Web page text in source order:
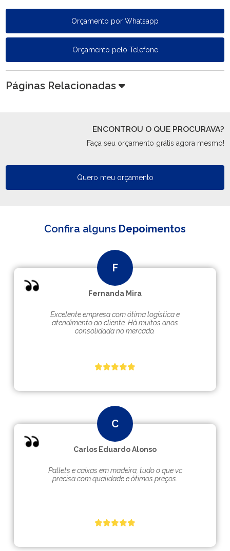
Orçamento por Whatsapp
Orçamento pelo Telefone
Páginas Relacionadas
ENCONTROU O QUE PROCURAVA?
Faça seu orçamento grátis agora mesmo!
Quero meu orçamento
Confira alguns Depoimentos
Fernanda Mira
Excelente empresa com ótima logística e
atendimento ao cliente. Hà muitos anos
consolidada no mercado.
Carlos Eduardo Alonso
Pallets e caixas em madeira, tudo o que vc
precisa com qualidade e ótimos preços.